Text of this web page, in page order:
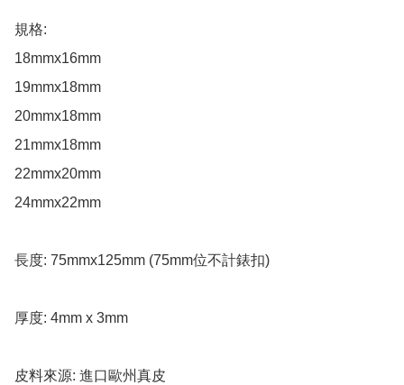
規格:
18mmx16mm
19mmx18mm
20mmx18mm
21mmx18mm
22mmx20mm
24mmx22mm
長度: 75mmx125mm (75mm位不計錶扣)
厚度: 4mm x 3mm
皮料來源: 進口歐州真皮